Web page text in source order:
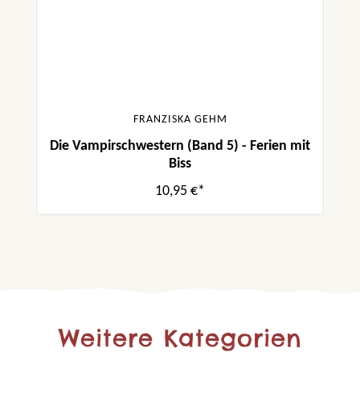
FRANZISKA GEHM
Die Vampirschwestern (Band 5) - Ferien mit
Biss
10,95 €*
Weitere Kategorien